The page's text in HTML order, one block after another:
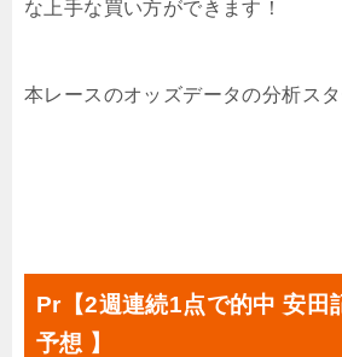
な上手な買い方ができます！
本レースのオッズデータの分析スタ
Pr【2週連続1点で的中 安田
予想 】